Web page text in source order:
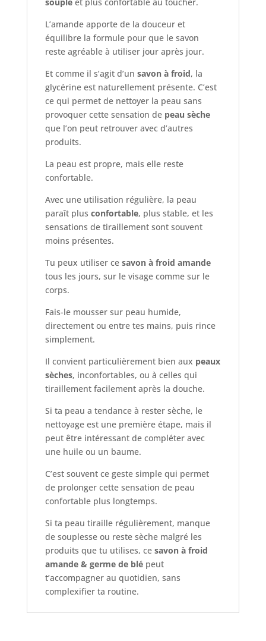
L’amande apporte de la douceur et
équilibre la formule pour que le savon
reste agréable à utiliser jour après jour.
Et comme il s’agit d’un savon à froid, la
glycérine est naturellement présente. C’est
ce qui permet de nettoyer la peau sans
provoquer cette sensation de peau sèche
que l’on peut retrouver avec d’autres
produits.
La peau est propre, mais elle reste
confortable.
Avec une utilisation régulière, la peau
paraît plus confortable, plus stable, et les
sensations de tiraillement sont souvent
moins présentes.
Tu peux utiliser ce savon à froid amande
tous les jours, sur le visage comme sur le
corps.
Fais-le mousser sur peau humide,
directement ou entre tes mains, puis rince
simplement.
Il convient particulièrement bien aux peaux
sèches, inconfortables, ou à celles qui
tiraillement facilement après la douche.
Si ta peau a tendance à rester sèche, le
nettoyage est une première étape, mais il
peut être intéressant de compléter avec
une huile ou un baume.
C’est souvent ce geste simple qui permet
de prolonger cette sensation de peau
confortable plus longtemps.
Si ta peau tiraille régulièrement, manque
de souplesse ou reste sèche malgré les
produits que tu utilises, ce savon à froid
amande & germe de blépeut
t’accompagner au quotidien, sans
complexifier ta routine.